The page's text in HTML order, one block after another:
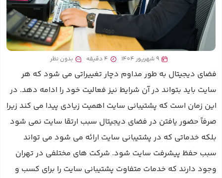
9 شهریور 1404 4 دقیقه بدون نظر
فضای دیجیتال به طور مداوم دچار تغییراتی می‌ شود که هر
سایت باید بتواند در آن شرایط نیز فعالیت خود را ادامه دهد. در
این زمان است که پشتیبانی سایت اهمیت زیادی پیدا می‌ کند زیرا
صرفاً حضور یافتن در فضای دیجیتال سبب ارتقا سایت نمی‌ شود
بلکه خدماتی که در پشتیبانی سایت ارائه می‌ شود می‌ تواند
سبب حفظ پیشرفت سایت شود. شرکت‌ های مختلفی در تهران
وجود دارند که خدمات متفاوت پشتیبانی سایت را برای کسب و